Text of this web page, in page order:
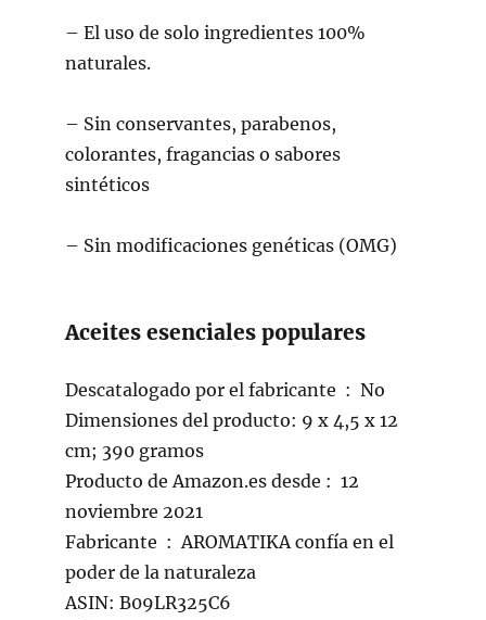
– El uso de solo ingredientes 100%
naturales.
– Sin conservantes, parabenos,
colorantes, fragancias o sabores
sintéticos
– Sin modificaciones genéticas (OMG)
Aceites esenciales populares
Descatalogado por el fabricante ‏ : ‎ No
Dimensiones del producto: 9 x 4,5 x 12
cm; 390 gramos
Producto de Amazon.es desde ‎: ‎ 12
noviembre 2021
Fabricante ‏ : ‎ AROMATIKA confía en el
poder de la naturaleza
ASIN: B09LR325C6